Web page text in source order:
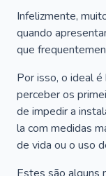
Infelizmente,
quando
que
Por isso, o ideal
perceber os
de impedir a
la com medidas
de vida ou o uso